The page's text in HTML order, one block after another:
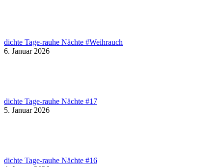
dichte Tage-rauhe Nächte #Weihrauch
6. Januar 2026
dichte Tage-rauhe Nächte #17
5. Januar 2026
dichte Tage-rauhe Nächte #16